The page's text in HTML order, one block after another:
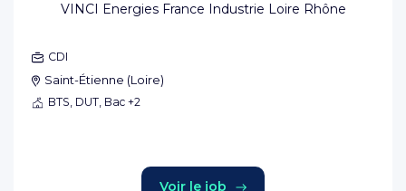
VINCI Energies France Industrie Loire Rhône
CDI
Saint-Étienne (Loire)
BTS, DUT, Bac +2
Voir le job